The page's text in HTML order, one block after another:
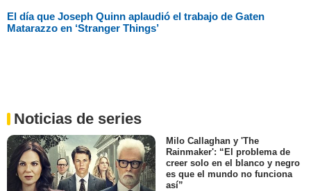
El día que Joseph Quinn aplaudió el trabajo de Gaten
Matarazzo en ‘Stranger Things’
Noticias de series
Milo Callaghan y 'The
Rainmaker': “El problema de
creer solo en el blanco y negro
es que el mundo no funciona
así”